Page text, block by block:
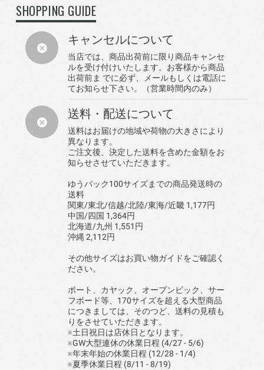
SHOPPING GUIDE
キャンセルについて
当店では、商品出荷前に限り商品キャンセ
ルを受け付けいたします。お客様から商品
出荷前ま でに必ず、メールもしくは電話に
てお知らせ下さい。（営業時間内のみ）
送料・配送について
送料はお届けの地域や荷物の大きさにより
異なります。
ご注文後、決定した送料を含めた金額をお
知らせさせていただきます。
ゆうパック100サイズまでの商品発送時の
送料
関東/東北/信越/北陸/東海/近畿 1,177円
中国/四国 1,364円
北海道/九州 1,551円
沖縄 2,112円
その他サイズはお買い物ガイドをご確認く
ださい。
ボート、カヤック、オープンビック、サー
フボード等、170サイズを超える大型商品
につきましては、そのつど、送料の見積も
りをさせていただきます。
※土日祝日は店休日となります。
※GW大型連休の休業日程 (4/27 - 5/6)
※年末年始の休業日程 (12/28 - 1/4)
※夏季休業日程 (8/11 - 8/19)